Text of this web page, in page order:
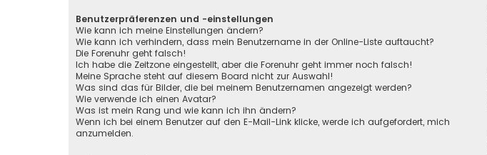
Benutzerpräferenzen und -einstellungen
Wie kann ich meine Einstellungen ändern?
Wie kann ich verhindern, dass mein Benutzername in der Online-Liste auftaucht?
Die Forenuhr geht falsch!
Ich habe die Zeitzone eingestellt, aber die Forenuhr geht immer noch falsch!
Meine Sprache steht auf diesem Board nicht zur Auswahl!
Was sind das für Bilder, die bei meinem Benutzernamen angezeigt werden?
Wie verwende ich einen Avatar?
Was ist mein Rang und wie kann ich ihn ändern?
Wenn ich bei einem Benutzer auf den E-Mail-Link klicke, werde ich aufgefordert, mich
anzumelden.